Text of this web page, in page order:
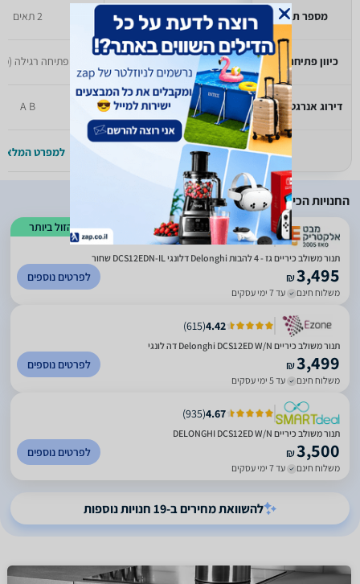
מספר תאים
כיוון פתיחת דלת
דירוג אנרגטי קודם
1 תאים
פתיחה רגילה (מטה)
לא זמין
למפרט המלא >>
2 תאים
פתיחה רגילה
A B
למפרט המלא
החנויות הכי זולות
הזול ביותר
3.09
(
735
)
תנור משולב כיריים גז - 4 להבות Delonghi דלונגי DCS12EDN-IL שחור
₪3,495
משלוח חינם עד 7 ימי עסקים
לפרטים נוספים
4.42
(
615
)
תנור משולב כיריים Delonghi DCS12ED W/N דה לונגי
₪3,499
משלוח חינם עד 5 ימי עסקים
לפרטים נוספים
4.67
(
935
)
תנור משולב כיריים DELONGHI DCS12ED W/N
₪3,500
משלוח חינם עד 7 ימי עסקים
לפרטים נוספים
להשוואת מחירים ב-19 חנויות נוספות